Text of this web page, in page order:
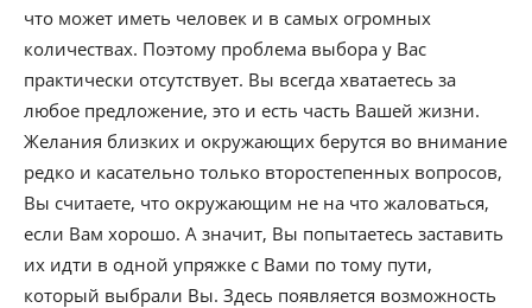
что может иметь человек и в самых огромных
количествах. Поэтому проблема выбора у Вас
практически отсутствует. Вы всегда хватаетесь за
любое предложение, это и есть часть Вашей жизни.
Желания близких и окружающих берутся во внимание
редко и касательно только второстепенных вопросов,
Вы считаете, что окружающим не на что жаловаться,
если Вам хорошо. А значит, Вы попытаетесь заставить
их идти в одной упряжке с Вами по тому пути,
который выбрали Вы. Здесь появляется возможность